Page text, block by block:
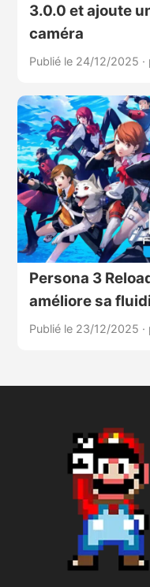
3.0.0 et ajoute
caméra
Publié le 24/12/2025 ·
Persona 3
améliore sa
Publié le 23/12/2025 ·